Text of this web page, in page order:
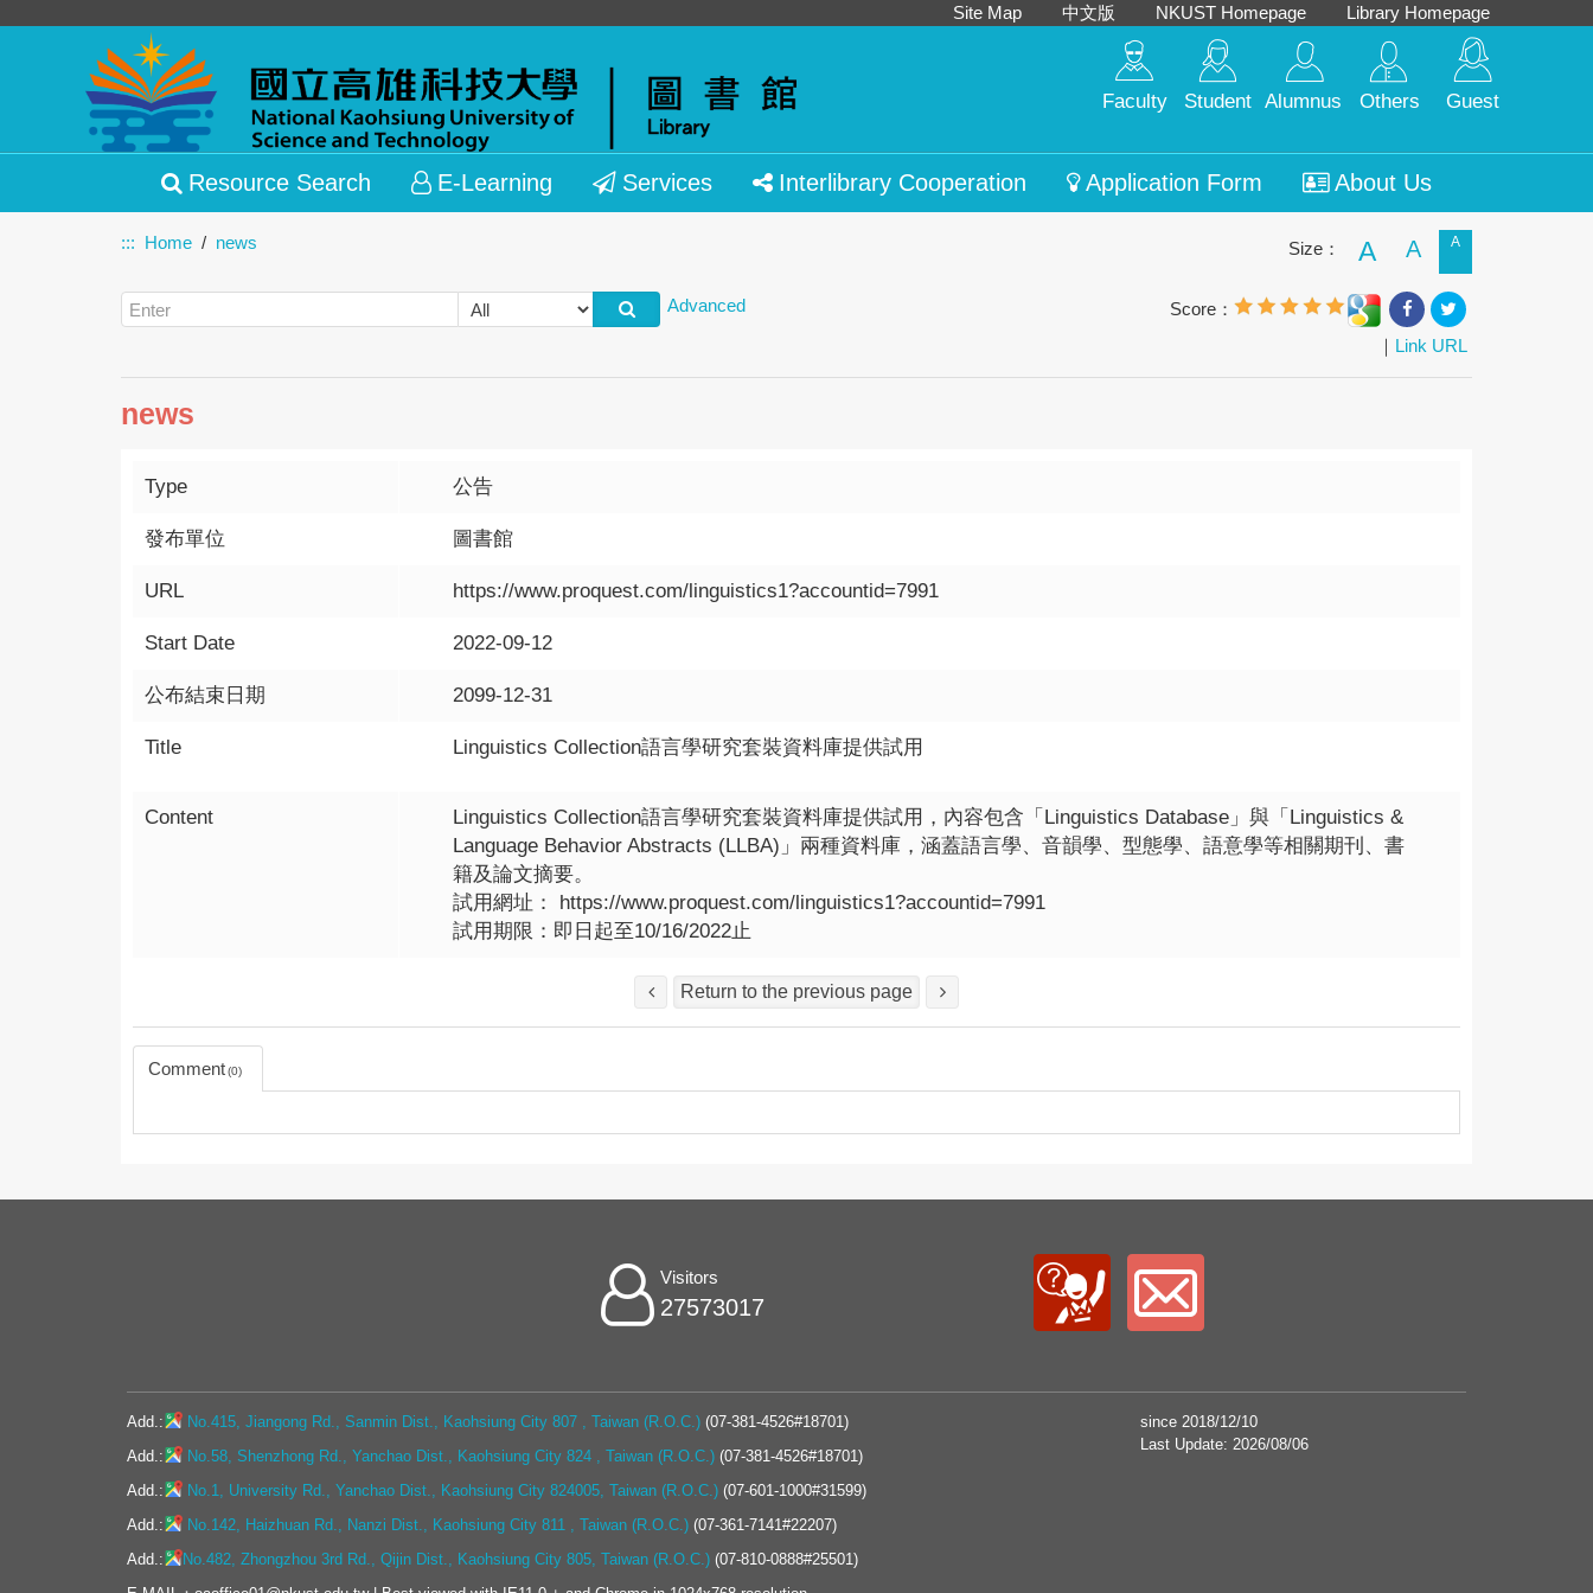
Site Map 中文版 NKUST Homepage Library Homepage
Faculty Student Alumnus Others Guest
Resource Search E-Learning Services Interlibrary Cooperation Application Form About Us
::: Home news Size： A A A
Advanced
Score：
｜ Link URL
news
Type 公告
發布單位 圖書館
URL https://www.proquest.com/linguistics1?accountid=7991
Start Date 2022-09-12
公布結束日期 2099-12-31
Title Linguistics Collection語言學研究套裝資料庫提供試用
Content
Linguistics Collection語言學研究套裝資料庫提供試用，內容包含「Linguistics Database」與「Linguistics &
Language Behavior Abstracts (LLBA)」兩種資料庫，涵蓋語言學、音韻學、型態學、語意學等相關期刊、書
籍及論文摘要。
試用網址： https://www.proquest.com/linguistics1?accountid=7991
試用期限：即日起至10/16/2022止
Return to the previous page
Comment 0
Visitors
27573017
Add.: No.415, Jiangong Rd., Sanmin Dist., Kaohsiung City 807 , Taiwan (R.O.C.) (07-381-4526#18701)
Add.:
No.58, Shenzhong Rd., Yanchao Dist., Kaohsiung City 824 , Taiwan (R.O.C.) (07-381-4526#18701)
Add.:
No.1, University Rd., Yanchao Dist., Kaohsiung City 824005, Taiwan (R.O.C.) (07-601-1000#31599)
Add.:
No.142, Haizhuan Rd., Nanzi Dist., Kaohsiung City 811 , Taiwan (R.O.C.) (07-361-7141#22207)
Add.:
No.482, Zhongzhou 3rd Rd., Qijin Dist., Kaohsiung City 805, Taiwan (R.O.C.) (07-810-0888#25501)
since 2018/12/10
Last Update: 2026/08/06